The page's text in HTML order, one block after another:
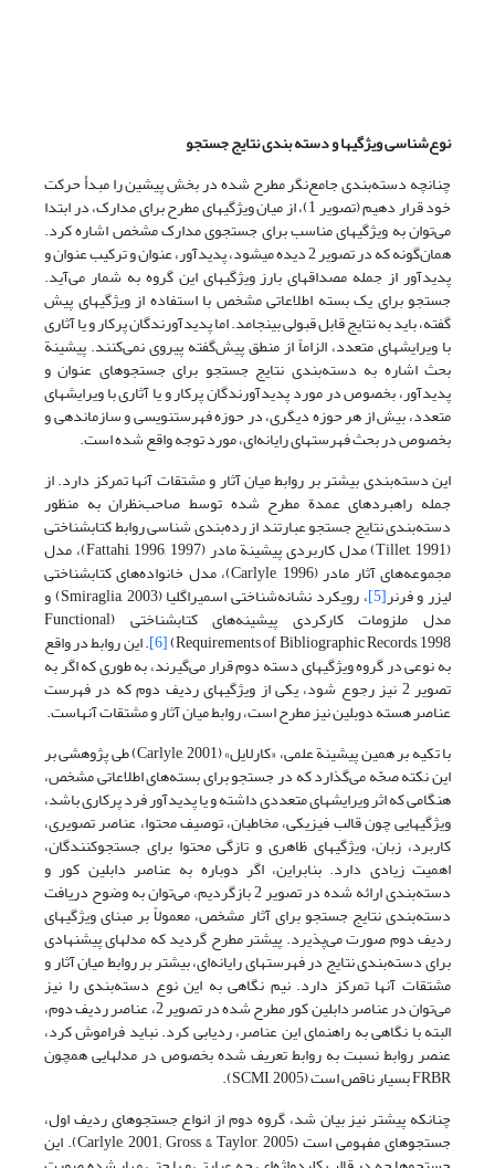
نوع‌شناسی ویژگیها و دسته بندی نتایج جستجو
چنانچه دسته‌بندی جامع‌نگر مطرح شده در بخش پیشین را مبدأ حرکت
خود قرار دهیم (تصویر 1)، از میان ویژگیهای مطرح برای مدارک، در ابتدا
می‌توان به ویژگیهای مناسب برای جستجوی مدارک مشخص اشاره کرد.
همان‌گونه که در تصویر 2 دیده می‏شود، پدیدآور، عنوان و ترکیب عنوان و
پدیدآور از جمله مصداقهای بارز ویژگیهای این گروه به شمار می‌آید.
جستجو برای یک بسته اطلاعاتی مشخص با استفاده از ویژگیهای پیش
گفته، باید به نتایج قابل قبولی بینجامد. اما پدیدآورندگان پرکار و یا آثاری
با ویرایشهای متعدد، الزاماً از منطق پیش‌گفته پیروی نمی‌کنند. پیشینة
بحث اشاره به دسته‌بندی نتایج جستجو برای جستجوهای عنوان و
پدیدآور، بخصوص در مورد پدیدآورندگان پرکار و یا آثاری با ویرایشهای
متعدد، بیش از هر حوزه دیگری، در حوزه فهرستنویسی و سازماندهی و
بخصوص در بحث فهرستهای رایانه‌ای، مورد توجه واقع شده است.
این دسته‌بندی بیشتر بر روابط میان آثار و مشتقات آنها تمرکز دارد. از
جمله راهبردهای عمدة مطرح شده توسط صاحب‌نظران به منظور
دسته‌بندی نتایج جستجو عبارتند از رده‌بندی شناسی روابط کتابشناختی
(Tillet, 1991) مدل کاربردی پیشینة مادر (Fattahi, 1996, 1997)، مدل
مجموعه‌های آثار مادر (Carlyle, 1996)، مدل خانواده‌های کتابشناختی
لیزر و فرنر[5] ، رویکرد نشانه‌شناختی اسمیراگلیا (Smiraglia, 2003) و
مدل ملزومات کارکردی پیشینه‌های کتابشناختی (Functional
Requirements of Bibliographic Records, 1998)
[6] . این روابط در واقع
به نوعی در گروه ویژگیهای دسته دوم قرار می‌گیرند، به طوری که اگر به
تصویر 2 نیز رجوع شود، یکی از ویژگیهای ردیف دوم که در فهرست
عناصر هسته دوبلین نیز مطرح است، روابط میان آثار و مشتقات آنهاست.
با تکیه بر همین پیشینة علمی، «کارلایل» (Carlyle, 2001) طی پژوهشی بر
این نکته صحّه می‌گذارد که در جستجو برای بسته‌های اطلاعاتی مشخص،
هنگامی که اثر ویرایشهای متعددی داشته و یا پدیدآور فرد پرکاری باشد،
ویژگیهایی چون قالب فیزیکی، مخاطبان، توصیف محتوا، عناصر تصویری،
کاربرد، زبان، ویژگیهای ظاهری و تازگی محتوا برای جستجوکنندگان،
اهمیت زیادی دارد. بنابراین، اگر دوباره به عناصر دابلین کور و
دسته‌بندی ارائه شده در تصویر 2 بازگردیم، می‌توان به وضوح دریافت
دسته‌بندی نتایج جستجو برای آثار مشخص، معمولاً بر مبنای ویژگیهای
ردیف دوم صورت می‌پذیرد. پیشتر مطرح گردید که مدلهای پیشنهادی
برای دسته‌بندی نتایج در فهرستهای رایانه‌ای، بیشتر بر روابط میان آثار و
مشتقات آنها تمرکز دارد. نیم نگاهی به این نوع دسته‌بندی را نیز
می‌توان در عناصر دابلین کور مطرح شده در تصویر 2، عناصر ردیف دوم،
البته با نگاهی به راهنمای این عناصر، ردیابی کرد. نباید فراموش کرد،
عنصر روابط نسبت به روابط تعریف شده بخصوص در مدلهایی همچون
FRBR بسیار ناقص است (SCMI, 2005).
چنانکه پیشتر نیز بیان شد، گروه دوم از انواع جستجوهای ردیف اول،
جستجوهای مفهومی است (Carlyle, 2001; Gross & Taylor, 2005). این